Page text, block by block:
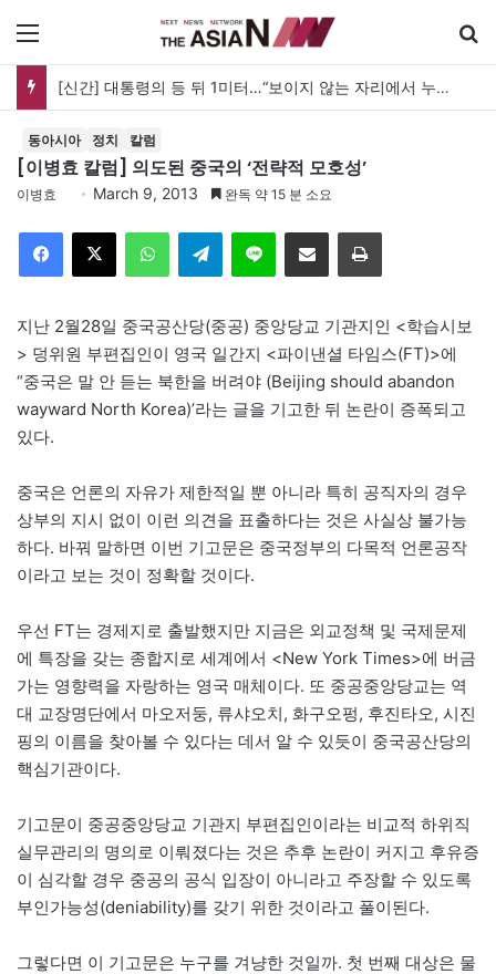
[신간] 대통령의 등 뒤 1미터…“보이지 않는 자리에서 누구를 지킨다는 것”
동아시아 정치 칼럼
[이병효 칼럼] 의도된 중국의 ‘전략적 모호성’
이병효 March 9, 2013 완독 약 15 분 소요
Telegram 이메일
지난 2월28일 중국공산당(중공) 중앙당교 기관지인 <학습시보
> 덩위원 부편집인이 영국 일간지 <파이낸셜 타임스(FT)>에
“중국은 말 안 듣는 북한을 버려야 (Beijing should abandon
wayward North Korea)’라는 글을 기고한 뒤 논란이 증폭되고
있다.
중국은 언론의 자유가 제한적일 뿐 아니라 특히 공직자의 경우
상부의 지시 없이 이런 의견을 표출하다는 것은 사실상 불가능
하다. 바꿔 말하면 이번 기고문은 중국정부의 다목적 언론공작
이라고 보는 것이 정확할 것이다.
우선 FT는 경제지로 출발했지만 지금은 외교정책 및 국제문제
에 특장을 갖는 종합지로 세계에서 <New York Times>에 버금
가는 영향력을 자랑하는 영국 매체이다. 또 중공중앙당교는 역
대 교장명단에서 마오저둥, 류샤오치, 화구오펑, 후진타오, 시진
핑의 이름을 찾아볼 수 있다는 데서 알 수 있듯이 중국공산당의
핵심기관이다.
기고문이 중공중앙당교 기관지 부편집인이라는 비교적 하위직
실무관리의 명의로 이뤄졌다는 것은 추후 논란이 커지고 후유증
이 심각할 경우 중공의 공식 입장이 아니라고 주장할 수 있도록
부인가능성(deniability)를 갖기 위한 것이라고 풀이된다.
그렇다면 이 기고문은 누구를 겨냥한 것일까. 첫 번째 대상은 물